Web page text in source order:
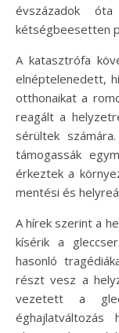
évszázadok
kétségbeesetten
A katasztrófa
elnéptelenedett,
otthonaikat a
reagált a
sérültek
támogassák
érkeztek a
mentési és
A hírek szerint a
kísérik a
hasonló
részt vesz a
vezetett a